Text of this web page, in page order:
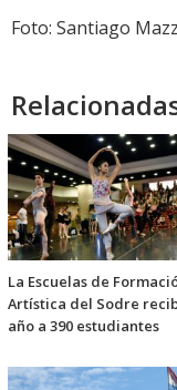
Foto: Santiago
La Escuelas de
Artística del Sodre
año a 390 estudiantes